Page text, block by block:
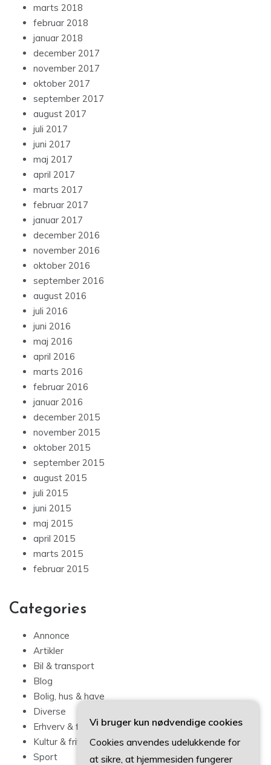
marts 2018
februar 2018
januar 2018
december 2017
november 2017
oktober 2017
september 2017
august 2017
juli 2017
juni 2017
maj 2017
april 2017
marts 2017
februar 2017
januar 2017
december 2016
november 2016
oktober 2016
september 2016
august 2016
juli 2016
juni 2016
maj 2016
april 2016
marts 2016
februar 2016
januar 2016
december 2015
november 2015
oktober 2015
september 2015
august 2015
juli 2015
juni 2015
maj 2015
april 2015
marts 2015
februar 2015
Categories
Annonce
Artikler
Bil & transport
Blog
Bolig, hus & have
Diverse
Erhverv & forbrug
Kultur & fritid
Sport
Vi bruger kun nødvendige cookies
Cookies anvendes udelukkende for
at sikre, at hjemmesiden fungerer